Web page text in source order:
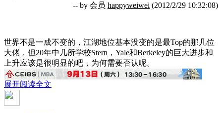
-- by 会员 happyweiwei (2012/2/29 10:32:08)
世界不是一成不变的，江湖地位基本没变的是最Top的那几位
大佬，但20年中几所学校Stern，Yale和Berkeley的巨大进步和
上升应该是很明显的吧，为何需要否认呢。
展开阅读全文